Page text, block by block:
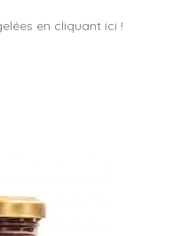
en cliquant ici !